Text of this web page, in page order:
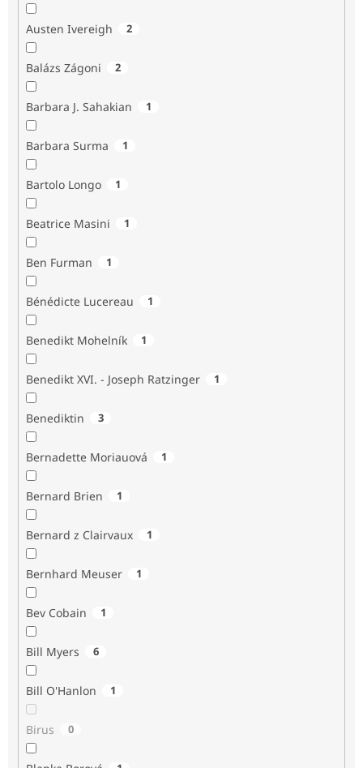
Austen Ivereigh 2
Balázs Zágoni 2
Barbara J. Sahakian 1
Barbara Surma 1
Bartolo Longo 1
Beatrice Masini 1
Ben Furman 1
Bénédicte Lucereau 1
Benedikt Mohelník 1
Benedikt XVI. - Joseph Ratzinger 1
Benediktin 3
Bernadette Moriauová 1
Bernard Brien 1
Bernard z Clairvaux 1
Bernhard Meuser 1
Bev Cobain 1
Bill Myers 6
Bill O'Hanlon 1
Birus 0